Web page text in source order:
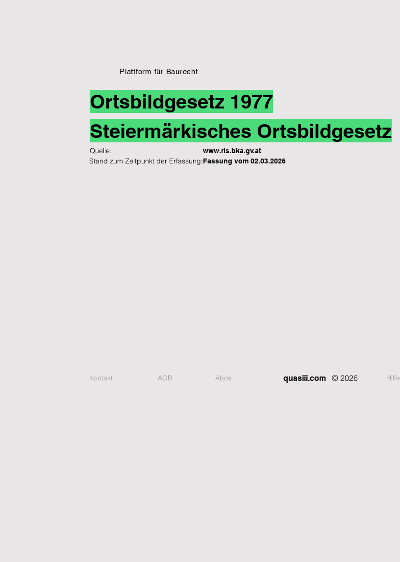
Plattform für Baurecht
Steiermärkisches Ortsbildgesetz
Quelle: www.ris.bka.gv.at
Ortsbildgesetz 1977
Stand zum Zeitpunkt der Erfassung:Fassung vom 02.03.2026
quasiii.com © 2026
Kontakt AGB Abos Hilfe